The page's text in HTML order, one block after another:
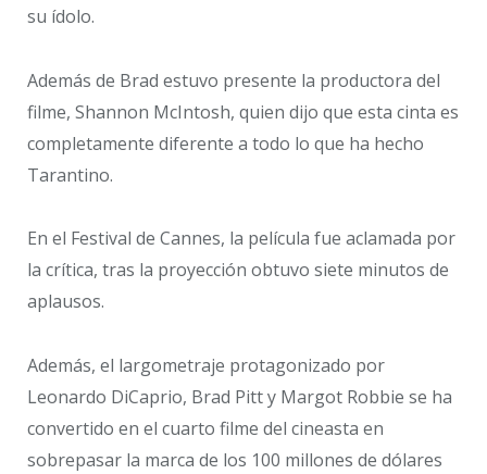
su ídolo.
Además de Brad estuvo presente la productora del
filme, Shannon McIntosh, quien dijo que esta cinta es
completamente diferente a todo lo que ha hecho
Tarantino.
En el Festival de Cannes, la película fue aclamada por
la crítica, tras la proyección obtuvo siete minutos de
aplausos.
Además, el largometraje protagonizado por
Leonardo DiCaprio, Brad Pitt y Margot Robbie se ha
convertido en el cuarto filme del cineasta en
sobrepasar la marca de los 100 millones de dólares